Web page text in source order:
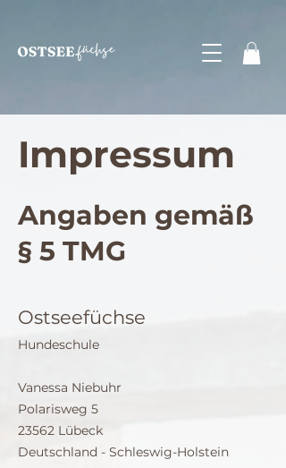
Impressum
Angaben gemäß
§ 5 TMG
Ostseefüchse
Hundeschule
Vanessa Niebuhr
Polarisweg 5
23562 Lübeck
Deutschland - Schleswig-Holstein